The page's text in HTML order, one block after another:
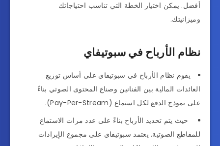
أفضل. يمكن اختيار الخطة التي تناسب احتياجاتك
وميزانيتك.
نظام الأرباح في سبوتيفاي
يقوم نظام الأرباح في سبوتيفاي على أساس توزيع
العائدات المالية بين الفنانين وصناع المحتوى الصوتي بناءً
على نموذج الدفع لكل استماع (Pay-Per-Stream).
حيث يتم تحديد الأرباح بناءً على عدد مرات الاستماع
للمقاطع الصوتية. يعتمد سبوتيفاي على مجموع الإيرادات